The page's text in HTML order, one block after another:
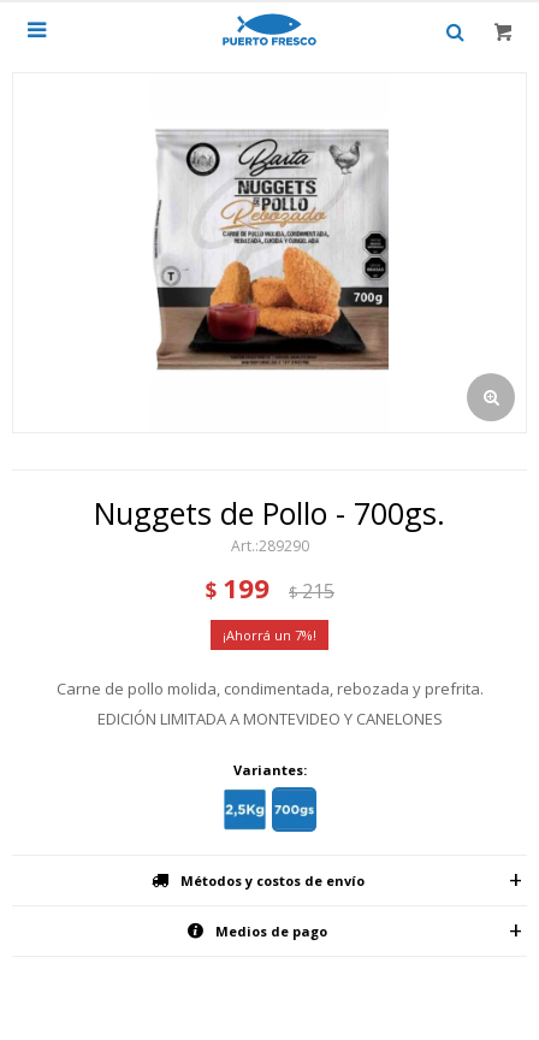

Nuggets de Pollo - 700gs.
289290
$ 199 $215
7
Carne de pollo molida, condimentada, rebozada y prefrita.
EDICIÓN LIMITADA A MONTEVIDEO Y CANELONES
Variantes:
Métodos y costos de envío
Medios de pago